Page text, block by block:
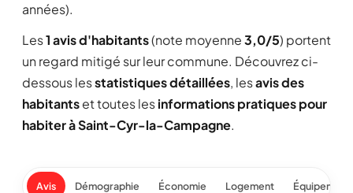
années).
Les1 avis d'habitants(note moyenne3,0/5) portent
un regard mitigé sur leur commune. Découvrez ci-
dessous lesstatistiques détaillées, lesavis des
habitantset toutes lesinformations pratiques pour
habiter à Saint-Cyr-la-Campagne.
Avis Démographie Économie Logement